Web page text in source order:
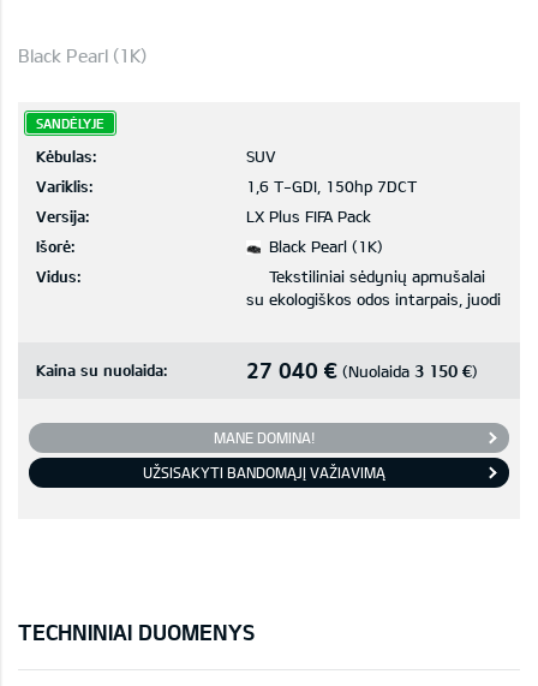
Black Pearl (1K)
SANDĖLYJE
Kėbulas:
SUV
Variklis:
1,6 T-GDI, 150hp 7DCT
Versija:
LX Plus FIFA Pack
Išorė:
Black Pearl (1K)
Vidus:
Tekstiliniai sėdynių apmušalai
su ekologiškos odos intarpais, juodi
Kaina su nuolaida: 27 040 € (Nuolaida 3 150 €)
MANE DOMINA!
UŽSISAKYTI BANDOMĄJĮ VAŽIAVIMĄ
TECHNINIAI DUOMENYS